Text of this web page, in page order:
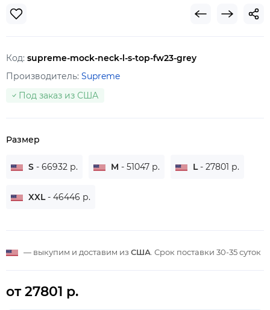
Код: supreme-mock-neck-l-s-top-fw23-grey
Производитель: Supreme
Под заказ из США
Размер
S - 66932 р. M - 51047 р. L- 27801 р.
XXL- 46446 р.
— выкупим и доставим из США . Срок поставки 30-35 суток
от 27801 р.